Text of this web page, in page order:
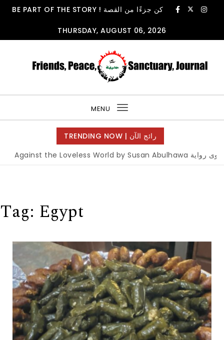
Skip to content BE PART OF THE STORY ! كن جزءًا من القصة
THURSDAY, AUGUST 06, 2026
MENU
Toggle
navigation
TRENDING NOW | رائج الآن
Tag: Egypt